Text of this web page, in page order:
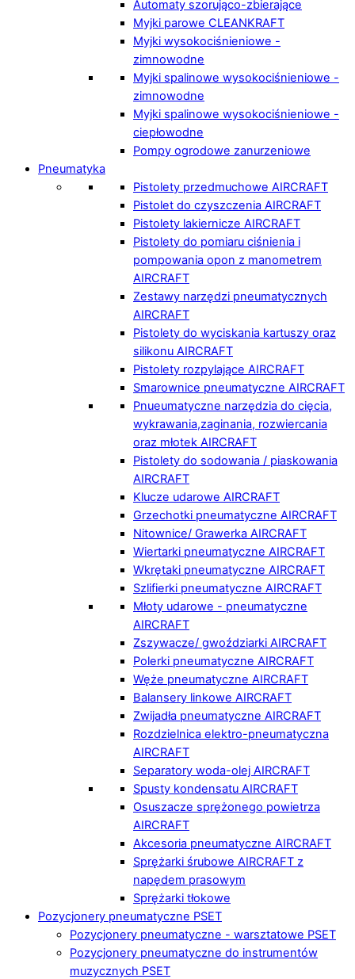
Automaty szorująco-zbierające
Myjki parowe CLEANKRAFT
Myjki wysokociśnieniowe -
zimnowodne
Myjki spalinowe wysokociśnieniowe -
zimnowodne
Myjki spalinowe wysokociśnieniowe -
ciepłowodne
Pompy ogrodowe zanurzeniowe
Pneumatyka
Pistolety przedmuchowe AIRCRAFT
Pistolet do czyszczenia AIRCRAFT
Pistolety lakiernicze AIRCRAFT
Pistolety do pomiaru ciśnienia i
pompowania opon z manometrem
AIRCRAFT
Zestawy narzędzi pneumatycznych
AIRCRAFT
Pistolety do wyciskania kartuszy oraz
silikonu AIRCRAFT
Pistolety rozpylające AIRCRAFT
Smarownice pneumatyczne AIRCRAFT
Pnueumatyczne narzędzia do cięcia,
wykrawania,zaginania, rozwiercania
oraz młotek AIRCRAFT
Pistolety do sodowania / piaskowania
AIRCRAFT
Klucze udarowe AIRCRAFT
Grzechotki pneumatyczne AIRCRAFT
Nitownice/ Grawerka AIRCRAFT
Wiertarki pneumatyczne AIRCRAFT
Wkrętaki pneumatyczne AIRCRAFT
Szlifierki pneumatyczne AIRCRAFT
Młoty udarowe - pneumatyczne
AIRCRAFT
Zszywacze/ gwoździarki AIRCRAFT
Polerki pneumatyczne AIRCRAFT
Węże pneumatyczne AIRCRAFT
Balansery linkowe AIRCRAFT
Zwijadła pneumatyczne AIRCRAFT
Rozdzielnica elektro-pneumatyczna
AIRCRAFT
Separatory woda-olej AIRCRAFT
Spusty kondensatu AIRCRAFT
Osuszacze sprężonego powietrza
AIRCRAFT
Akcesoria pneumatyczne AIRCRAFT
Sprężarki śrubowe AIRCRAFT z
napędem prasowym
Sprężarki tłokowe
Pozycjonery pneumatyczne PSET
Pozycjonery pneumatyczne - warsztatowe PSET
Pozycjonery pneumatyczne do instrumentów
muzycznych PSET